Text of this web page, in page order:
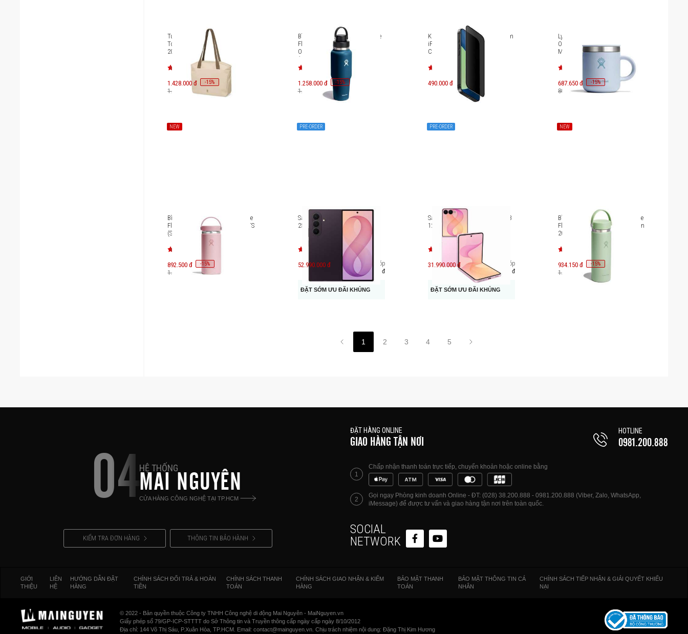
Túi xách Tomtoc Versatile-T23
Tote Laptop 14 inch/12.5L T23-
2025
1.428.000 đ -15%
1.680.000 đ
Bình giữ lạnh Hydro Flask Wide
Flex Chug Cap Travel Bottle 32
Oz (946ml) (Season 2025)
(WT32BFCC)
1.258.000 đ -15%
1.480.000 đ
Kính cường lực chống nhìn trộm
iPhone 17 Pro Max Uniq Optix
Covex Privacy [UNIQ-
490.000 đ
Ly giữ nhiệt Hydro Flask Mug 6
OZ (178 ml) (Season 2025)
M6CPC
687.650 đ -15%
809.000 đ
NEW
Bình giữ nhiệt Hydro Flask Wide
Flex Cap 16 OZ (473 ml) W16CTS
(Season 2025)
892.500 đ -15%
1.050.000 đ
PRE-ORDER
Samsung Galaxy Z Fold8 Ultra
256GB 12GB RAM SM-F976
52.990.000 đ
Trả góp
9.141.000 đ
ĐẶT SỚM ƯU ĐÃI KHỦNG
PRE-ORDER
Samsung Galaxy Z Flip8 256GB
12GB RAM SM-F776
31.990.000 đ
Trả góp
5.518.000 đ
ĐẶT SỚM ƯU ĐÃI KHỦNG
NEW
Bình giữ nhiệt Hydro Flask Wide
Flex Cap 20 OZ (591 ml) (Season
2025) W20CTS/BTS
934.150 đ -15%
1.099.000 đ
1 2 3 4 5
04HỆ THỐNG
MAI NGUYÊN
CỬA HÀNG CÔNG NGHỆ TẠI TP.HCM
KIỂM TRA ĐƠN HÀNG THÔNG TIN BẢO HÀNH
ĐẶT HÀNG ONLINE
GIAO HÀNG TẬN NƠI
HOTLINE
0981.200.888
1
Chấp nhận thanh toán trực tiếp, chuyển khoản hoặc online bằng
2
Gọi ngay Phòng kinh doanh Online - ĐT: (028) 38.200.888 - 0981.200.888 (Viber, Zalo, WhatsApp,
iMessage) để được tư vấn và giao hàng tận nơi trên toàn quốc.
SOCIAL
NETWORK
GIỚI
THIỆU
LIÊN
HỆ
HƯỚNG DẪN ĐẶT
HÀNG
CHÍNH SÁCH ĐỔI TRẢ & HOÀN
TIỀN
CHÍNH SÁCH THANH
TOÁN
CHÍNH SÁCH GIAO NHẬN & KIỂM
HÀNG
BẢO MẬT THANH
TOÁN
BẢO MẬT THÔNG TIN CÁ
NHÂN
CHÍNH SÁCH TIẾP NHẬN & GIẢI QUYẾT KHIẾU
NẠI
© 2022 - Bản quyền thuộc Công ty TNHH Công nghệ di động Mai Nguyên - MaiNguyen.vn
Giấy phép số 79/GP-ICP-STTTT do Sở Thông tin và Truyền thông cấp ngày cấp ngày 8/10/2012
Địa chỉ: 144 Võ Thị Sáu, P.Xuân Hòa, TP.HCM. Email: contact@mainguyen.vn. Chịu trách nhiệm nội dung: Đặng Thị Kim Hương